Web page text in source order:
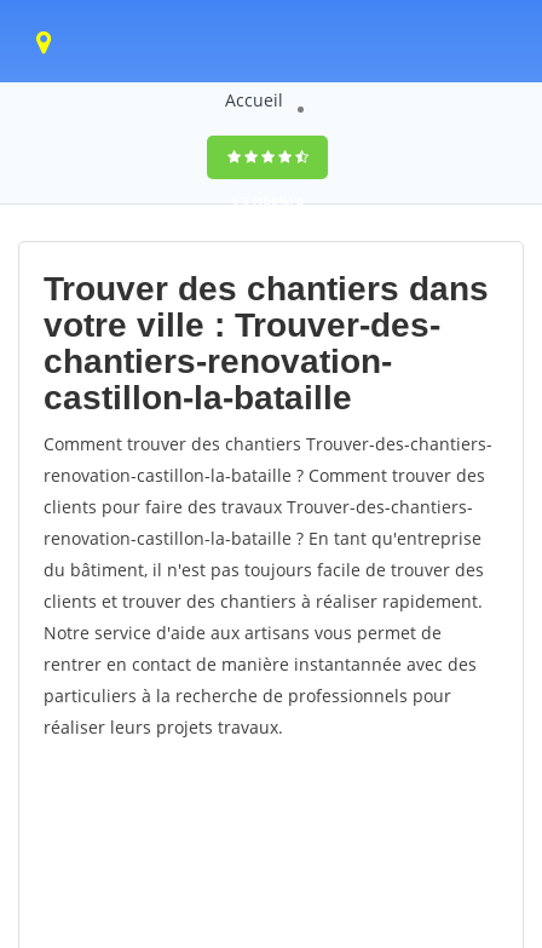
Accueil
9,5(100%)0
votes
Trouver des chantiers dans
votre ville : Trouver-des-
chantiers-renovation-
castillon-la-bataille
Comment trouver des chantiers Trouver-des-chantiers-
renovation-castillon-la-bataille ? Comment trouver des
clients pour faire des travaux Trouver-des-chantiers-
renovation-castillon-la-bataille ? En tant qu'entreprise
du bâtiment, il n'est pas toujours facile de trouver des
clients et trouver des chantiers à réaliser rapidement.
Notre service d'aide aux artisans vous permet de
rentrer en contact de manière instantannée avec des
particuliers à la recherche de professionnels pour
réaliser leurs projets travaux.